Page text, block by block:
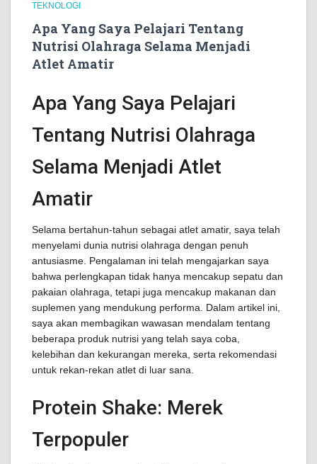
TEKNOLOGI
Apa Yang Saya Pelajari Tentang
Nutrisi Olahraga Selama Menjadi
Atlet Amatir
Apa Yang Saya Pelajari
Tentang Nutrisi Olahraga
Selama Menjadi Atlet
Amatir
Selama bertahun-tahun sebagai atlet amatir, saya telah
menyelami dunia nutrisi olahraga dengan penuh
antusiasme. Pengalaman ini telah mengajarkan saya
bahwa perlengkapan tidak hanya mencakup sepatu dan
pakaian olahraga, tetapi juga mencakup makanan dan
suplemen yang mendukung performa. Dalam artikel ini,
saya akan membagikan wawasan mendalam tentang
beberapa produk nutrisi yang telah saya coba,
kelebihan dan kekurangan mereka, serta rekomendasi
untuk rekan-rekan atlet di luar sana.
Protein Shake: Merek
Terpopuler